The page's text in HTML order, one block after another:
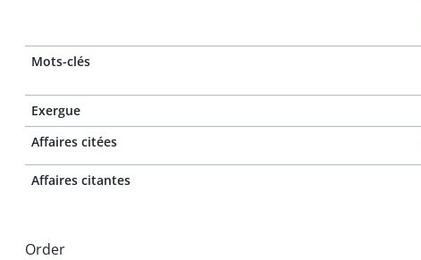
Mots-clés
Exergue
Affaires citées
Affaires citantes
Order